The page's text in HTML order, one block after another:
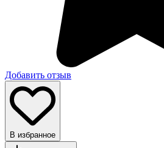
Добавить отзыв
В избранное